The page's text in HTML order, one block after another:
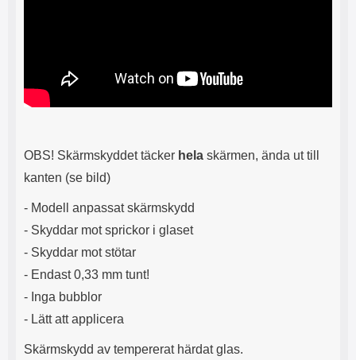
OBS! Skärmskyddet täcker hela skärmen, ända ut till
kanten (se bild)
- Modell anpassat skärmskydd
- Skyddar mot sprickor i glaset
- Skyddar mot stötar
- Endast 0,33 mm tunt!
- Inga bubblor
- Lätt att applicera
Skärmskydd av tempererat härdat glas.